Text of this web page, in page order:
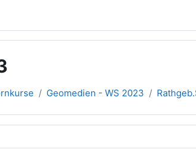
Geomedien - WS 2023